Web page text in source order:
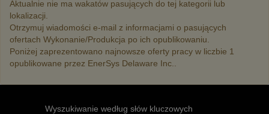
Aktualnie nie ma wakatów pasujących do tej kategorii lub
lokalizacji.
Otrzymuj wiadomości e-mail z informacjami o pasujących
ofertach Wykonanie/Produkcja po ich opublikowaniu.
Poniżej zaprezentowano najnowsze oferty pracy w liczbie 1
opublikowane przez EnerSys Delaware Inc..
Wyszukiwanie według słów kluczowych